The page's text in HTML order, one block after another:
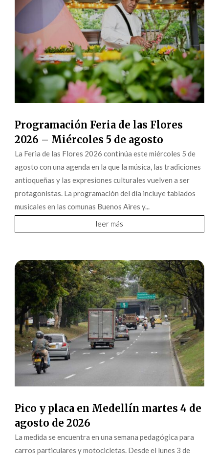
Programación Feria de las Flores
2026 – Miércoles 5 de agosto
La Feria de las Flores 2026 continúa este miércoles 5 de
agosto con una agenda en la que la música, las tradiciones
antioqueñas y las expresiones culturales vuelven a ser
protagonistas. La programación del día incluye tablados
musicales en las comunas Buenos Aires y...
leer más
Pico y placa en Medellín martes 4 de
agosto de 2026
La medida se encuentra en una semana pedagógica para
carros particulares y motocicletas. Desde el lunes 3 de